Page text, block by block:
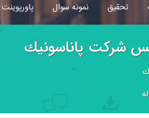
تحقیق نمونه سوال پاورپوینت
شركت پاناسونيك